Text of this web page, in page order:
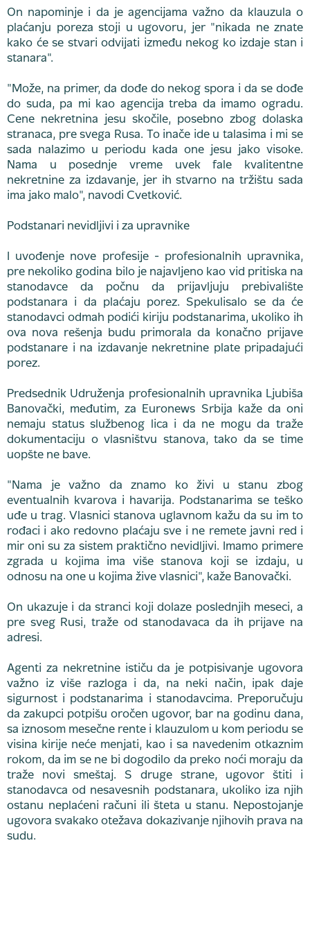
On napominje i da je agencijama važno da klauzula o
plaćanju poreza stoji u ugovoru, jer "nikada ne znate
kako će se stvari odvijati između nekog ko izdaje stan i
stanara".
"Može, na primer, da dođe do nekog spora i da se dođe
do suda, pa mi kao agencija treba da imamo ogradu.
Cene nekretnina jesu skočile, posebno zbog dolaska
stranaca, pre svega Rusa. To inače ide u talasima i mi se
sada nalazimo u periodu kada one jesu jako visoke.
Nama u posednje vreme uvek fale kvalitentne
nekretnine za izdavanje, jer ih stvarno na tržištu sada
ima jako malo", navodi Cvetković.
Podstanari nevidljivi i za upravnike
I uvođenje nove profesije - profesionalnih upravnika,
pre nekoliko godina bilo je najavljeno kao vid pritiska na
stanodavce da počnu da prijavljuju prebivalište
podstanara i da plaćaju porez. Spekulisalo se da će
stanodavci odmah podići kiriju podstanarima, ukoliko ih
ova nova rešenja budu primorala da konačno prijave
podstanare i na izdavanje nekretnine plate pripadajući
porez.
Predsednik Udruženja profesionalnih upravnika Ljubiša
Banovački, međutim, za Euronews Srbija kaže da oni
nemaju status službenog lica i da ne mogu da traže
dokumentaciju o vlasništvu stanova, tako da se time
uopšte ne bave.
"Nama je važno da znamo ko živi u stanu zbog
eventualnih kvarova i havarija. Podstanarima se teško
uđe u trag. Vlasnici stanova uglavnom kažu da su im to
rođaci i ako redovno plaćaju sve i ne remete javni red i
mir oni su za sistem praktično nevidljivi. Imamo primere
zgrada u kojima ima više stanova koji se izdaju, u
odnosu na one u kojima žive vlasnici", kaže Banovački.
On ukazuje i da stranci koji dolaze poslednjih meseci, a
pre sveg Rusi, traže od stanodavaca da ih prijave na
adresi.
Agenti za nekretnine ističu da je potpisivanje ugovora
važno iz više razloga i da, na neki način, ipak daje
sigurnost i podstanarima i stanodavcima. Preporučuju
da zakupci potpišu oročen ugovor, bar na godinu dana,
sa iznosom mesečne rente i klauzulom u kom periodu se
visina kirije neće menjati, kao i sa navedenim otkaznim
rokom, da im se ne bi dogodilo da preko noći moraju da
traže novi smeštaj. S druge strane, ugovor štiti i
stanodavca od nesavesnih podstanara, ukoliko iza njih
ostanu neplaćeni računi ili šteta u stanu. Nepostojanje
ugovora svakako otežava dokazivanje njihovih prava na
sudu.